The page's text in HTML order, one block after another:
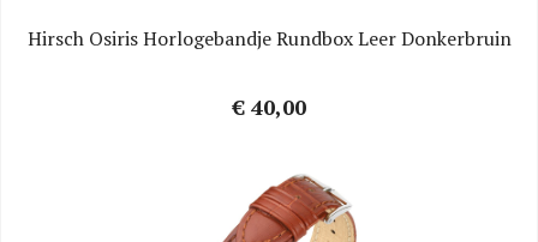
Hirsch Osiris Horlogebandje Rundbox Leer Donkerbruin
€ 40,00